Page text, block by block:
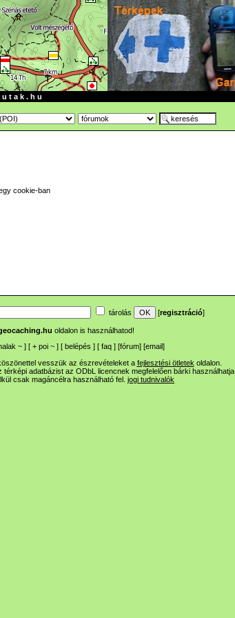
t a k . h u
cookie-ban
tárolás [regisztráció]
oldalon is használhatod!
~ ] [ + poi ~ ] [ belépés ] [ faq ] [fórum] [email]
vesszük az észrevételeket a fejlesztési ötletek oldalon.
adatbázist az ODbL licencnek megfelelően bárki használhatja.
csak magáncélra használható fel. jogi tudnivalók